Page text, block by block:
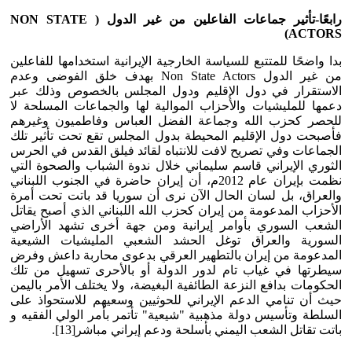
رابعًا-تأثير جماعات الفاعلين من غير الدول ( NON STATE
ACTORS
)
بدا واضحًا للمتتبع للسياسة الخارجية الإيرانية استخدامها للفاعلين
من غير الدول Non State Actors بهدف خلق الفوضى وعدم
الاستقرار في دول الإقليم ودول المجلس بالخصوص وذلك عبر
دعمها للمليشيات والأحزاب الموالية لها والجماعات المسلحة لا
للحصر كحزب الله وجماعة الفضل العباس وفاطميون وغيرهم
فأصبحت دول الإقليم المحيطة بدول المجلس تقع تحت تأثير تلك
الجماعات وفي تصريح لافت للانتباه لقائد فيلق القدس في الحرس
الثوري الإيراني قاسم سليماني خلال ندوة الشباب والصحوة التي
نظمت بإيران عام 2012م، أن إيران حاضرة في الجنوب اللبناني
والعراق، بل لسان الحال الآن نرى أن سوريا قد باتت تحت أمرة
الأحزاب المدعومة من إيران كحزب الله اللبناني الذي أصبح يقاتل
الشعب السوري بأوامر إيرانية ومن جهة أخرى تشهد الأراضي
السورية والعراق توغل الحشد الشعبي المليشيات الشيعية
المدعومة من إيران بالتطهير العرقي بدعوى محاربة داعش وفرض
سيطرتها في غياب تام لدور الدولة أو بالأحرى تسهيل من تلك
الحكومات بدافع النزعة الطائفية البغيضة، ولا يختلف الأمر باليمن
حيث أن تنامي الدعم الإيراني للحوثيين وسعيهم للاستحواذ على
السلطة وتأسيس دولة مذهبية "شيعية" تأتمر بأمر الولي الفقيه و
باتت تقاتل الشعب اليمني بأسلحة ودعم إيراني مباشر[13].